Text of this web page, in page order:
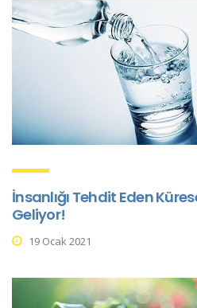
İnsanlığı Tehdit Eden
Geliyor!
19 Ocak 2021